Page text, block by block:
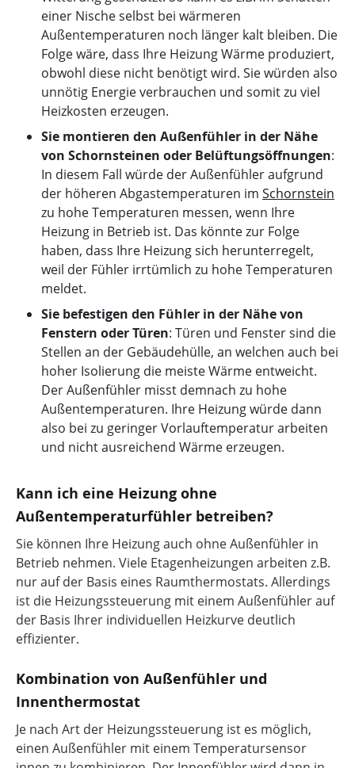
einer Nische selbst bei wärmeren
Außentemperaturen noch länger kalt bleiben. Die
Folge wäre, dass Ihre Heizung Wärme produziert,
obwohl diese nicht benötigt wird. Sie würden also
unnötig Energie verbrauchen und somit zu viel
Heizkosten erzeugen.
Sie montieren den Außenfühler in der Nähe
von Schornsteinen oder Belüftungsöffnungen:
In diesem Fall würde der Außenfühler aufgrund
der höheren Abgastemperaturen im Schornstein
zu hohe Temperaturen messen, wenn Ihre
Heizung in Betrieb ist. Das könnte zur Folge
haben, dass Ihre Heizung sich herunterregelt,
weil der Fühler irrtümlich zu hohe Temperaturen
meldet.
Sie befestigen den Fühler in der Nähe von
Fenstern oder Türen: Türen und Fenster sind die
Stellen an der Gebäudehülle, an welchen auch bei
hoher Isolierung die meiste Wärme entweicht.
Der Außenfühler misst demnach zu hohe
Außentemperaturen. Ihre Heizung würde dann
also bei zu geringer Vorlauftemperatur arbeiten
und nicht ausreichend Wärme erzeugen.
Kann ich eine Heizung ohne
Außentemperaturfühler betreiben?
Sie können Ihre Heizung auch ohne Außenfühler in
Betrieb nehmen. Viele Etagenheizungen arbeiten z.B.
nur auf der Basis eines Raumthermostats. Allerdings
ist die Heizungssteuerung mit einem Außenfühler auf
der Basis Ihrer individuellen Heizkurve deutlich
effizienter.
Kombination von Außenfühler und
Innenthermostat
Je nach Art der Heizungssteuerung ist es möglich,
einen Außenfühler mit einem Temperatursensor